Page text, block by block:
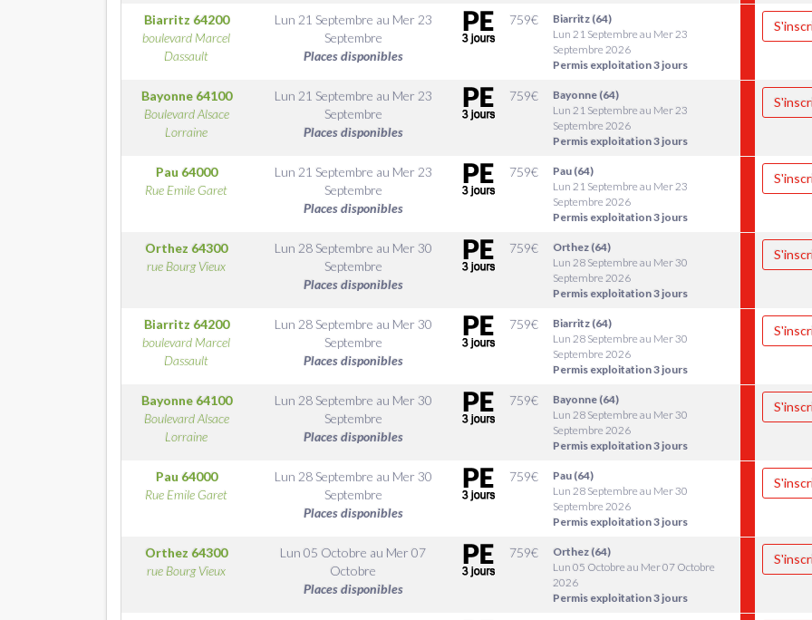
Biarritz 64200
boulevard Marcel
Dassault
Lun 21 Septembre au Mer 23
Septembre
Places disponibles
759€
Biarritz (64)
Lun 21 Septembre au Mer 23
Septembre 2026
Permis exploitation 3 jours
Bayonne 64100
Boulevard Alsace
Lorraine
Lun 21 Septembre au Mer 23
Septembre
Places disponibles
759€
Bayonne (64)
Lun 21 Septembre au Mer 23
Septembre 2026
Permis exploitation 3 jours
Pau 64000
Rue Emile Garet
Lun 21 Septembre au Mer 23
Septembre
Places disponibles
759€
Pau (64)
Lun 21 Septembre au Mer 23
Septembre 2026
Permis exploitation 3 jours
Orthez 64300
rue Bourg Vieux
Lun 28 Septembre au Mer 30
Septembre
Places disponibles
759€
Orthez (64)
Lun 28 Septembre au Mer 30
Septembre 2026
Permis exploitation 3 jours
Biarritz 64200
boulevard Marcel
Dassault
Lun 28 Septembre au Mer 30
Septembre
Places disponibles
759€
Biarritz (64)
Lun 28 Septembre au Mer 30
Septembre 2026
Permis exploitation 3 jours
Bayonne 64100
Boulevard Alsace
Lorraine
Lun 28 Septembre au Mer 30
Septembre
Places disponibles
759€
Bayonne (64)
Lun 28 Septembre au Mer 30
Septembre 2026
Permis exploitation 3 jours
Pau 64000
Rue Emile Garet
Lun 28 Septembre au Mer 30
Septembre
Places disponibles
759€
Pau (64)
Lun 28 Septembre au Mer 30
Septembre 2026
Permis exploitation 3 jours
Orthez 64300
rue Bourg Vieux
Lun 05 Octobre au Mer 07
Octobre
Places disponibles
759€
Orthez (64)
Lun 05 Octobre au Mer 07 Octobre
2026
Permis exploitation 3 jours